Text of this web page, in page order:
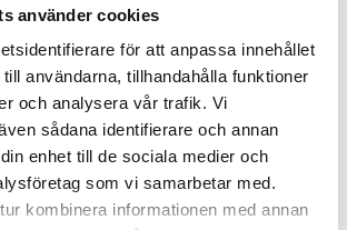
använder cookies
för att anpassa innehållet
användarna, tillhandahålla funktioner
och analysera vår trafik. Vi
sådana identifierare och annan
enhet till de sociala medier och
som vi samarbetar med.
kombinera informationen med annan